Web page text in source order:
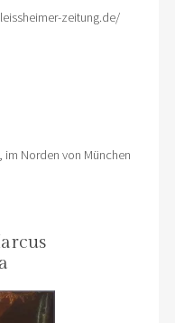
zeitung.de/
Norden von München